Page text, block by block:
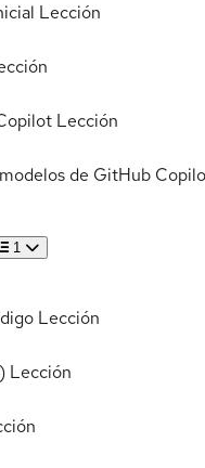
Lección
Lección
de GitHub
1
Lección
Lección